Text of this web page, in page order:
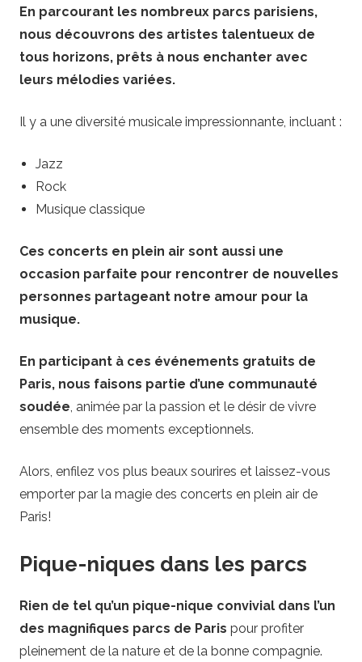
En parcourant les nombreux parcs parisiens,
nous découvrons des artistes talentueux de
tous horizons, prêts à nous enchanter avec
leurs mélodies variées.
Il y a une diversité musicale impressionnante, incluant :
Jazz
Rock
Musique classique
Ces concerts en plein air sont aussi une
occasion parfaite pour rencontrer de nouvelles
personnes partageant notre amour pour la
musique.
En participant à ces événements gratuits de
Paris, nous faisons partie d’une communauté
soudée, animée par la passion et le désir de vivre
ensemble des moments exceptionnels.
Alors, enfilez vos plus beaux sourires et laissez-vous
emporter par la magie des concerts en plein air de
Paris!
Pique-niques dans les parcs
Rien de tel qu’un pique-nique convivial dans l’un
des magnifiques parcs de Paris pour profiter
pleinement de la nature et de la bonne compagnie.